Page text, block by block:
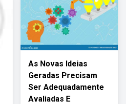
As Novas Ideias
Geradas Precisam
Ser Adequadamente
Avaliadas E